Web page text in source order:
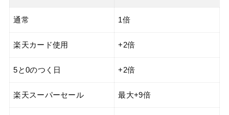
通常 1倍
楽天カード使用 +2倍
5と0のつく日 +2倍
楽天スーパーセール 最大+9倍